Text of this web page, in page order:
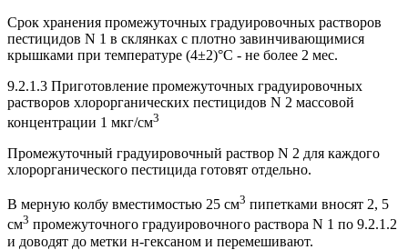
Срок хранения промежуточных градуировочных растворов
пестицидов N 1 в склянках с плотно завинчивающимися
крышками при температуре (4±2)°С - не более 2 мес.
9.2.1.3 Приготовление промежуточных градуировочных
растворов хлорорганических пестицидов N 2 массовой
концентрации 1 мкг/см3
Промежуточный градуировочный раствор N 2 для каждого
хлорорганического пестицида готовят отдельно.
В мерную колбу вместимостью 25 см3 пипетками вносят 2, 5
см3 промежуточного градуировочного раствора N 1 по 9.2.1.2
и доводят до метки н-гексаном и перемешивают.